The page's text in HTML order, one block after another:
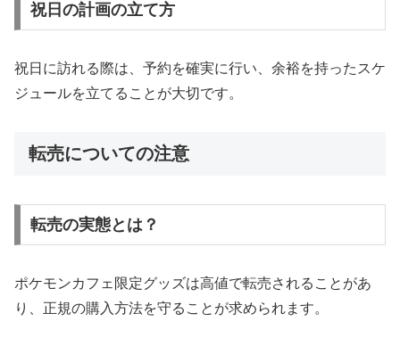
祝日の計画の立て方
祝日に訪れる際は、予約を確実に行い、余裕を持ったスケ
ジュールを立てることが大切です。
転売についての注意
転売の実態とは？
ポケモンカフェ限定グッズは高値で転売されることがあ
り、正規の購入方法を守ることが求められます。